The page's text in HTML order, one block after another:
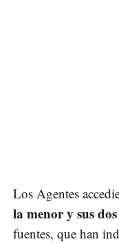
Los Agentes
la menor y sus
fuentes, que han